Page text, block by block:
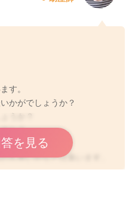
す。
かがでしょうか？
うか？
か？
も早いかなとは多います。
のお産が予定日よりも早め
に来ることがある様でした
を見る